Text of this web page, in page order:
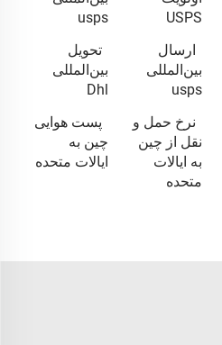
USPS
usps
ارسال
بین‌المللی
usps
تحویل
بین‌المللی
Dhl
نرخ حمل و
نقل از چین
به ایالات
متحده
پست هوایی
چین به
ایالات متحده